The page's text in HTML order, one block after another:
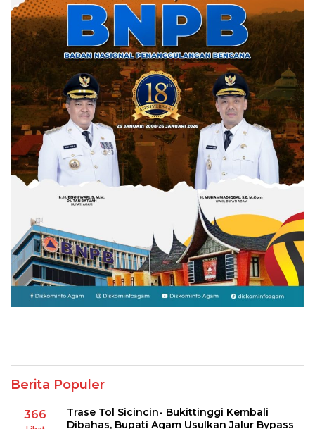
Berita Populer
366
Trase Tol Sicincin- Bukittinggi Kembali
Dibahas, Bupati Agam Usulkan Jalur Bypass